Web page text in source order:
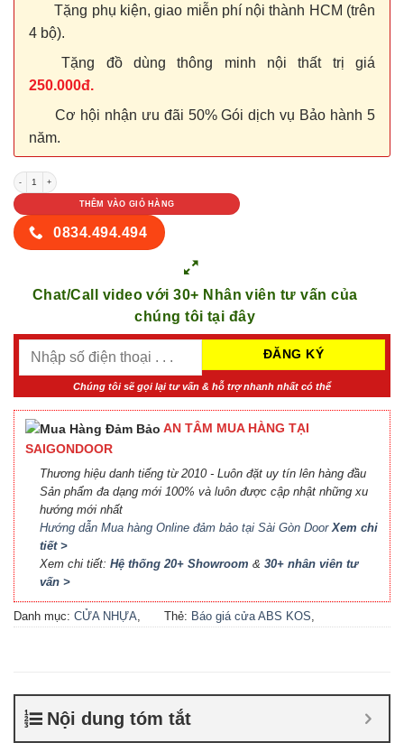
Tặng phụ kiện, giao miễn phí nội thành HCM (trên
4 bộ).
Tặng đồ dùng thông minh nội thất trị giá
250.000đ.
Cơ hội nhận ưu đãi 50% Gói dịch vụ Bảo hành 5
năm.
CỬA NHỰA ABS HÀN QUỐC KOS 120-K0201 (4) số lượng
THÊM VÀO GIỎ HÀNG
0834.494.494
Chat/Call video với 30+ Nhân viên tư vấn của
chúng tôi tại đây
Chúng tôi sẽ gọi lại tư vấn & hỗ trợ nhanh nhất có thể
AN TÂM MUA HÀNG TẠI
SAIGONDOOR
Thương hiệu danh tiếng từ 2010 - Luôn đặt uy tín lên hàng đầu
Sản phẩm đa dạng mới 100% và luôn được cập nhật những xu
hướng mới nhất
Hướng dẫn Mua hàng Online đảm bảo tại Sài Gòn DoorXem chi
tiết >
Xem chi tiết: Hệ thống 20+ Showroom & 30+ nhân viên tư
vấn >
Danh mục: CỬA NHỰA,
Thẻ: Báo giá cửa ABS KOS,
nhựa ABS Hàn Quốc là gì
Cửa nhựa ABS Hàn Quốc
tại TP Vĩnh,Cửa nhựa ABS
Nội dung tóm tắt